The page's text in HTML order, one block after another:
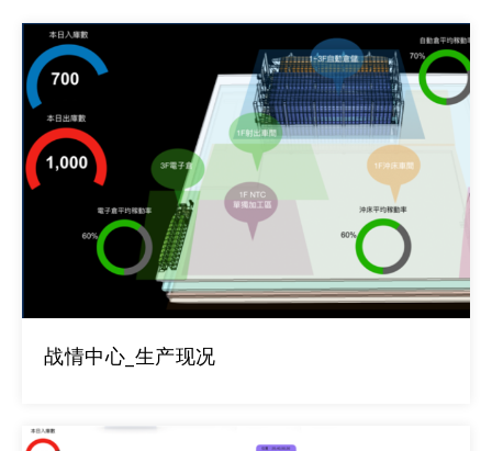
战情中心_生产现况